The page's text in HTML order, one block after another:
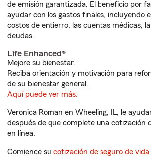
de emisión garantizada. El beneficio por
ayudar con los gastos finales, incluyendo
costos de entierro, las cuentas médicas,
deudas.
Life Enhanced®
Mejore su bienestar.
Reciba orientación y motivación para
de su bienestar general.
Aquí puede ver más.
Veronica Roman en Wheeling, IL, le
después de que complete una cotización
en línea.
Comience su cotización de seguro de vida